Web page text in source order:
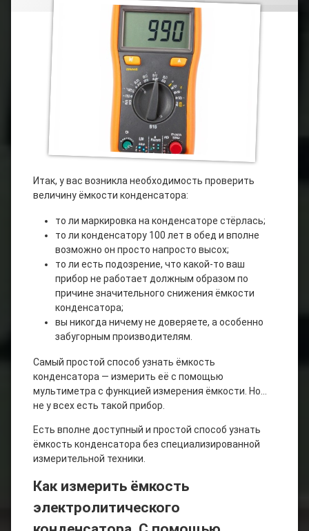
Итак, у вас возникла необходимость проверить
величину ёмкости конденсатора:
то ли маркировка на конденсаторе стёрлась;
то ли конденсатору 100 лет в обед и вполне
возможно он просто напросто высох;
то ли есть подозрение, что какой-то ваш
прибор не работает должным образом по
причине значительного снижения ёмкости
конденсатора;
вы никогда ничему не доверяете, а особенно
забугорным производителям.
Самый простой способ узнать ёмкость
конденсатора — измерить её с помощью
мультиметра с функцией измерения ёмкости. Но…
не у всех есть такой прибор.
Есть вполне доступный и простой способ узнать
ёмкость конденсатора без специализированной
измерительной техники.
Как измерить ёмкость
электролитического